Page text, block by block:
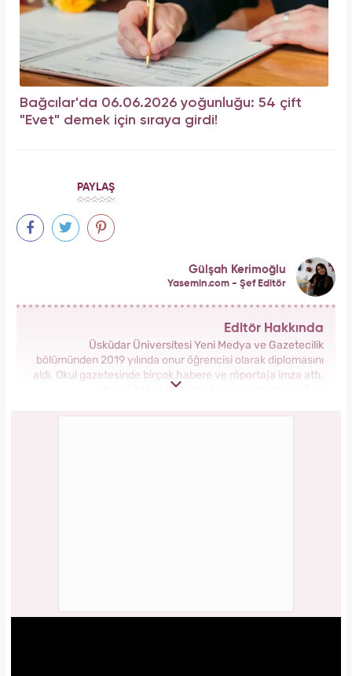
Bağcılar'da 06.06.2026 yoğunluğu: 54 çift
"Evet" demek için sıraya girdi!
PAYLAŞ
Gülşah Kerimoğlu
Yasemin.com - Şef Editör
Editör Hakkında
Üsküdar Üniversitesi Yeni Medya ve Gazetecilik
bölümünden 2019 yılında onur öğrencisi olarak diplomasını
aldı. Okul gazetesinde birçok habere ve röportaja imza attı.
Kanal 7 Medya Grubu bünyesinde Haber 7 ve
stajyerlik yaptı. Yasemin.com’da mesleğe ilk adımını attı.